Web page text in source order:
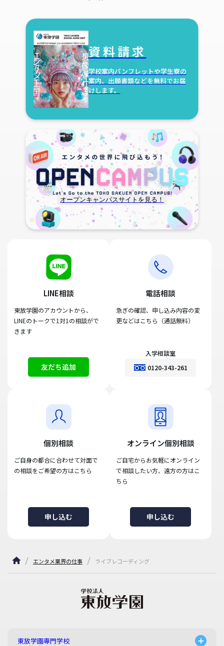
資料請求
学校案内パンフレットや学生寮の
案内、 出願書類などを無料でお届
けします。
オープンキャンパスサイトを見る！
LINE相談
東放学園のアカウントから、
LINEのトークで1対1の相談がで
きます
友だち追加
電話相談
急ぎの確認、申し込み内容の変
更などはこちら（通話無料）
入学相談室
0120-343-261
個別相談
ご自身の都合に合わせて対面で
の相談をご希望の方はこちら
申し込む
オンライン個別相談
ご自宅からお気軽にオンライン
で相談したい方、遠方の方はこ
ちら
申し込む
エンタメ業界の仕事 ライブレコーディング
東放学園専門学校